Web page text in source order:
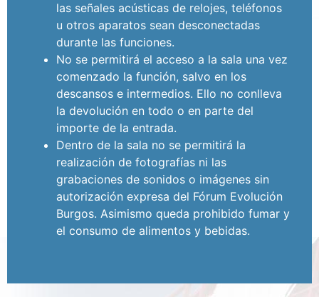
las señales acústicas de relojes, teléfonos
u otros aparatos sean desconectadas
durante las funciones.
No se permitirá el acceso a la sala una vez
comenzado la función, salvo en los
descansos e intermedios. Ello no conlleva
la devolución en todo o en parte del
importe de la entrada.
Dentro de la sala no se permitirá la
realización de fotografías ni las
grabaciones de sonidos o imágenes sin
autorización expresa del Fórum Evolución
Burgos. Asimismo queda prohibido fumar y
el consumo de alimentos y bebidas.